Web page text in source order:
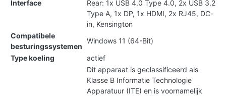
Interface
Rear: 1x USB 4.0 Type 4.0, 2x USB 3.2
Type A, 1x DP, 1x HDMI, 2x RJ45, DC-
in, Kensington
Compatibele
besturingssystemen
Windows 11 (64-Bit)
Type koeling
actief
Dit apparaat is geclassificeerd als
Klasse B Informatie Technologie
Apparatuur (ITE) en is voornamelijk